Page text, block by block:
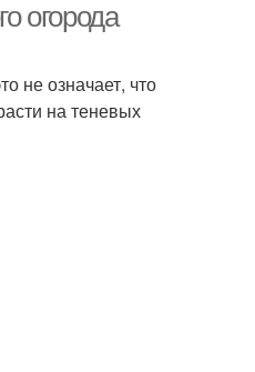
огорода
не означает, что
на теневых